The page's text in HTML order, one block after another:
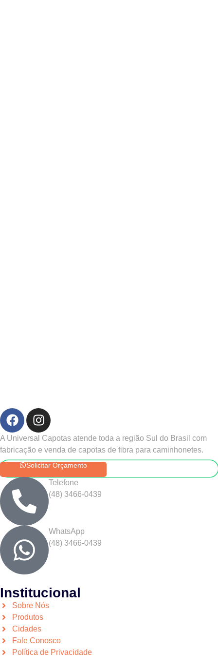
A Universal Capotas atende toda a região Sul do Brasil com
fabricação e venda de capotas de fibra para caminhonetes.
Solicitar Orçamento
Telefone
(48) 3466-0439
WhatsApp
(48) 3466-0439
Institucional
Sobre Nós
Produtos
Cidades
Fale Conosco
Política de Privacidade